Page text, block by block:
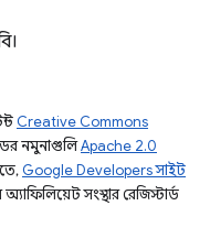
Creative Commons
নমুনাগুলিApache 2.0
Google Developers সাইট
সংস্থার রেজিস্টার্ড